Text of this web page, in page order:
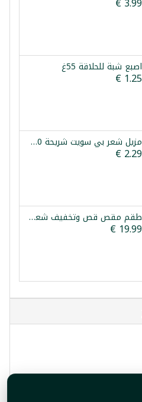
اصبع شبة للحلاقة 55غ
مزيل شعر بي سويت شريحة 90غ
طقم مقص قص وتخفيف شعر احترافي إكوينوكس 6.5 إنش